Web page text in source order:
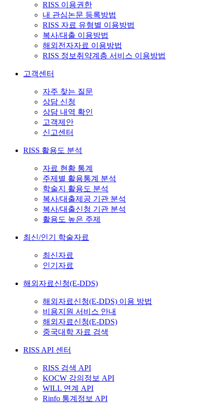
RISS 이용권한
내 관심논문 등록방법
RISS 자료 유형별 이용방법
복사/대출 이용방법
해외전자자료 이용방법
RISS 정보취약계층 서비스 이용방법
고객센터
자주 찾는 질문
상담 신청
상담 내역 확인
고객제안
신고센터
RISS 활용도 분석
자료 현황 통계
주제별 활용통계 분석
학술지 활용도 분석
복사/대출제공 기관 분석
복사/대출신청 기관 분석
활용도 높은 주제
최신/인기 학술자료
최신자료
인기자료
해외자료신청(E-DDS)
해외자료신청(E-DDS) 이용 방법
비용지원 서비스 안내
해외자료신청(E-DDS)
중국대학 자료 검색
RISS API 센터
RISS 검색 API
KOCW 강의정보 API
WILL 연계 API
Rinfo 통계정보 API